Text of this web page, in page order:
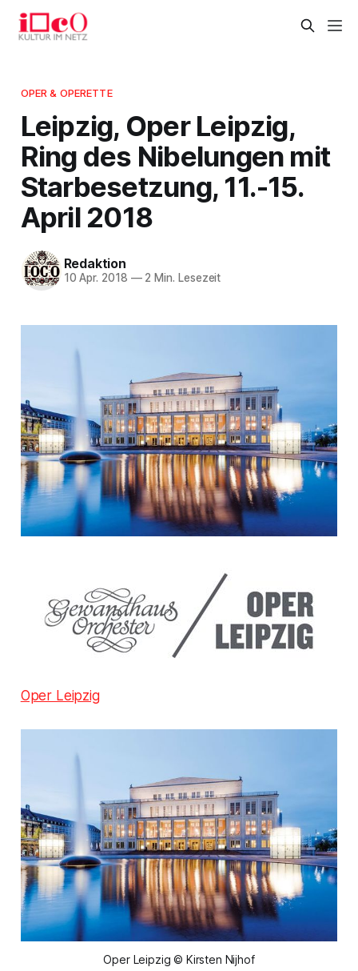
OPER & OPERETTE
Leipzig, Oper Leipzig,
Ring des Nibelungen mit
Starbesetzung, 11.-15.
April 2018
Redaktion
10 Apr. 2018 —2 Min. Lesezeit
Oper Leipzig
Oper Leipzig © Kirsten Nijhof